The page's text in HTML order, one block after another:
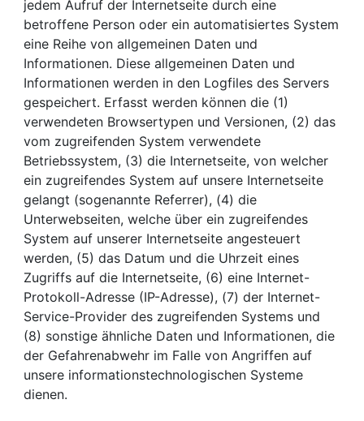
jedem Aufruf der Internetseite durch eine
betroffene Person oder ein automatisiertes System
eine Reihe von allgemeinen Daten und
Informationen. Diese allgemeinen Daten und
Informationen werden in den Logfiles des Servers
gespeichert. Erfasst werden können die (1)
verwendeten Browsertypen und Versionen, (2) das
vom zugreifenden System verwendete
Betriebssystem, (3) die Internetseite, von welcher
ein zugreifendes System auf unsere Internetseite
gelangt (sogenannte Referrer), (4) die
Unterwebseiten, welche über ein zugreifendes
System auf unserer Internetseite angesteuert
werden, (5) das Datum und die Uhrzeit eines
Zugriffs auf die Internetseite, (6) eine Internet-
Protokoll-Adresse (IP-Adresse), (7) der Internet-
Service-Provider des zugreifenden Systems und
(8) sonstige ähnliche Daten und Informationen, die
der Gefahrenabwehr im Falle von Angriffen auf
unsere informationstechnologischen Systeme
dienen.